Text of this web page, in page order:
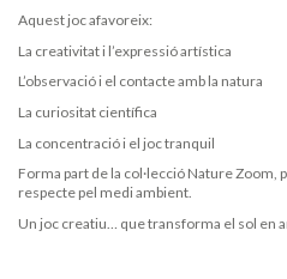
Aquest joc afavoreix:
La creativitat i l’expressió artística
L’observació i el contacte amb la natura
La curiositat científica
La concentració i el joc tranquil
Forma part de la col·lecció Nature Zoom,
respecte pel medi ambient.
Un joc creatiu… que transforma el sol en